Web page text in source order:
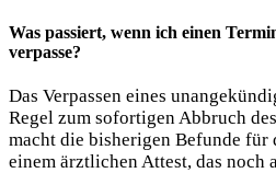
Was passiert, wenn ich einen
verpasse?
Das Verpassen eines
Regel zum sofortigen Abbruch
macht die bisherigen Befunde
einem ärztlichen Attest, das noch